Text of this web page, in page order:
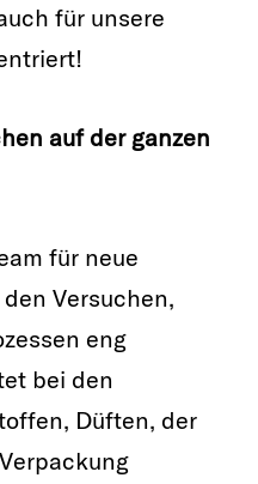
für unsere
auf der ganzen
für neue
Versuchen,
eng
bei den
Düften, der